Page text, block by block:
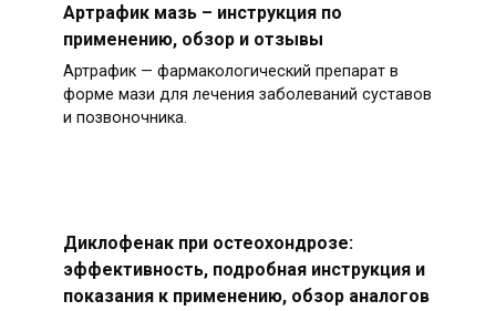
Артрафик мазь – инструкция по
применению, обзор и отзывы
Артрафик — фармакологический препарат в
форме мази для лечения заболеваний суставов
и позвоночника.
Диклофенак при остеохондрозе:
эффективность, подробная инструкция и
показания к применению, обзор аналогов